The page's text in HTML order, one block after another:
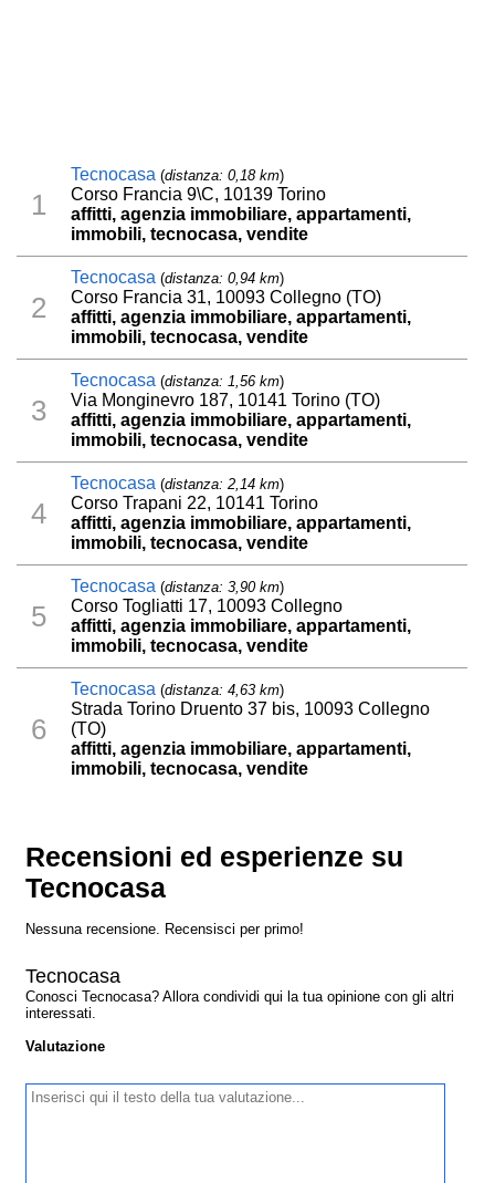
1
Tecnocasa (distanza: 0,18 km)
Corso Francia 9\C, 10139 Torino
affitti, agenzia immobiliare, appartamenti,
immobili, tecnocasa, vendite
2
Tecnocasa (distanza: 0,94 km)
Corso Francia 31, 10093 Collegno (TO)
affitti, agenzia immobiliare, appartamenti,
immobili, tecnocasa, vendite
3
Tecnocasa (distanza: 1,56 km)
Via Monginevro 187, 10141 Torino (TO)
affitti, agenzia immobiliare, appartamenti,
immobili, tecnocasa, vendite
4
Tecnocasa (distanza: 2,14 km)
Corso Trapani 22, 10141 Torino
affitti, agenzia immobiliare, appartamenti,
immobili, tecnocasa, vendite
5
Tecnocasa (distanza: 3,90 km)
Corso Togliatti 17, 10093 Collegno
affitti, agenzia immobiliare, appartamenti,
immobili, tecnocasa, vendite
6
Tecnocasa (distanza: 4,63 km)
Strada Torino Druento 37 bis, 10093 Collegno
(TO)
affitti, agenzia immobiliare, appartamenti,
immobili, tecnocasa, vendite
Recensioni ed esperienze su
Tecnocasa
Nessuna recensione. Recensisci per primo!
Tecnocasa
Conosci Tecnocasa? Allora condividi qui la tua opinione con gli altri
interessati.
Valutazione